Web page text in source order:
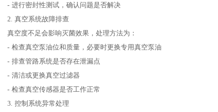
- 进行密封性测试，确认问题是否解决
2. 真空系统故障排查
真空度不足会影响灭菌效果，处理方法为：
- 检查真空泵油位和质量，必要时更换专用真空泵油
- 排查管路系统是否存在泄漏点
- 清洁或更换真空过滤器
- 检查真空传感器是否工作正常
3. 控制系统异常处理